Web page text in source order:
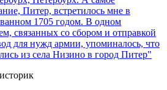
Питер, встретилось мне в
1705 годом. В одном
связанных со сбором и отправкой
для нужд армии, упоминалось, что
из села Низино в город Питер"